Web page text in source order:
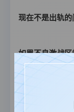
现在不是出轨
如果不良激战
转生成了偶像
老公要求我去出